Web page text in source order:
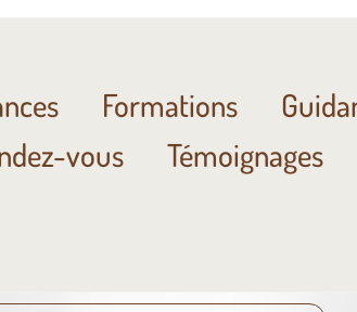
Formations
vous
Témoignages